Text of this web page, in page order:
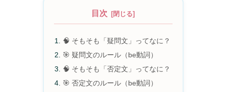
目次
🧠 そもそも「疑問文」ってなに？
🎯 疑問文のルール（be動詞）
🧠 そもそも「否定文」ってなに？
🎯 否定文のルール（be動詞）